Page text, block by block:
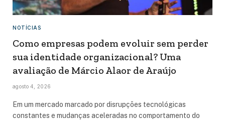
NOTÍCIAS
Como empresas podem evoluir sem perder
sua identidade organizacional? Uma
avaliação de Márcio Alaor de Araújo
agosto 4, 2026
Em um mercado marcado por disrupções tecnológicas
constantes e mudanças aceleradas no comportamento do